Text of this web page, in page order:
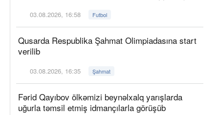
03.08.2026, 16:58 Futbol
Qusarda Respublika Şahmat Olimpiadasına start
verilib
03.08.2026, 16:35 Şahmat
Fərid Qayıbov ölkəmizi beynəlxalq yarışlarda
uğurla təmsil etmiş idmançılarla görüşüb